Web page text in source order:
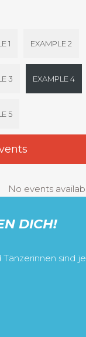
1 EXAMPLE 2
3 EXAMPLE 4
5
No events
DICH!
Tänzerinnen sind